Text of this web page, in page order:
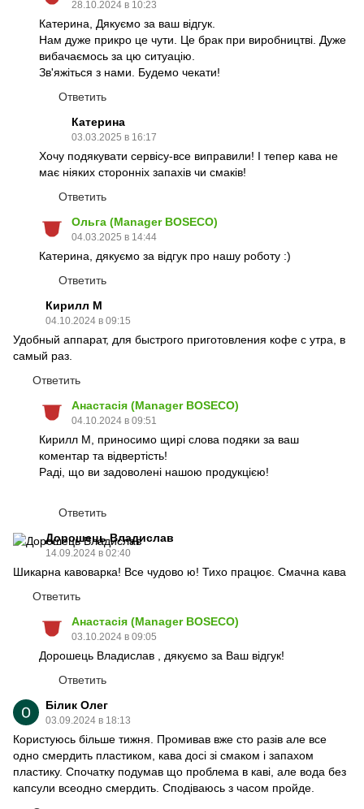
28.10.2024 в 10:23
Катерина, Дякуємо за ваш відгук.
Нам дуже прикро це чути. Це брак при виробництві. Дуже
вибачаємось за цю ситуацію.
Зв'яжіться з нами. Будемо чекати!
Ответить
Катерина
03.03.2025 в 16:17
Хочу подякувати сервісу-все виправили! І тепер кава не
має ніяких сторонніх запахів чи смаків!
Ответить
Ольга (Manager BOSECO)
04.03.2025 в 14:44
Катерина, дякуємо за відгук про нашу роботу :)
Ответить
Кирилл М
04.10.2024 в 09:15
Удобный аппарат, для быстрого приготовления кофе с утра, в
самый раз.
Ответить
Анастасія (Manager BOSECO)
04.10.2024 в 09:51
Кирилл М, приносимо щирі слова подяки за ваш
коментар та відвертість!
Раді, що ви задоволені нашою продукцією!
Ответить
Дорошець Владислав
14.09.2024 в 02:40
Шикарна кавоварка! Все чудово ю! Тихо працює. Смачна кава
Ответить
Анастасія (Manager BOSECO)
03.10.2024 в 09:05
Дорошець Владислав , дякуємо за Ваш відгук!
Ответить
Білик Олег
03.09.2024 в 18:13
Користуюсь більше тижня. Промивав вже сто разів але все
одно смердить пластиком, кава досі зі смаком і запахом
пластику. Спочатку подумав що проблема в каві, але вода без
капсули всеодно смердить. Сподіваюсь з часом пройде.